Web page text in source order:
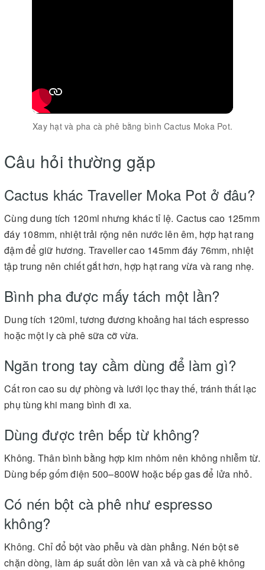
Xay hạt và pha cà phê bằng bình Cactus Moka Pot.
Câu hỏi thường gặp
Cactus khác Traveller Moka Pot ở đâu?
Cùng dung tích 120ml nhưng khác tỉ lệ. Cactus cao 125mm
đáy 108mm, nhiệt trải rộng nên nước lên êm, hợp hạt rang
đậm để giữ hương. Traveller cao 145mm đáy 76mm, nhiệt
tập trung nên chiết gắt hơn, hợp hạt rang vừa và rang nhẹ.
Bình pha được mấy tách một lần?
Dung tích 120ml, tương đương khoảng hai tách espresso
hoặc một ly cà phê sữa cỡ vừa.
Ngăn trong tay cầm dùng để làm gì?
Cất ron cao su dự phòng và lưới lọc thay thế, tránh thất lạc
phụ tùng khi mang bình đi xa.
Dùng được trên bếp từ không?
Không. Thân bình bằng hợp kim nhôm nên không nhiễm từ.
Dùng bếp gốm điện 500–800W hoặc bếp gas để lửa nhỏ.
Có nén bột cà phê như espresso
không?
Không. Chỉ đổ bột vào phễu và dàn phẳng. Nén bột sẽ
chặn dòng, làm áp suất dồn lên van xả và cà phê không